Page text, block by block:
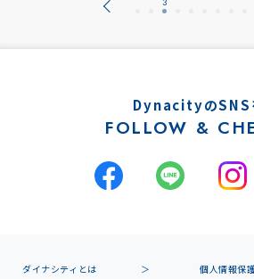
DynacityのSNS
FOLLOW &
ダイナシティとは
個人情報保